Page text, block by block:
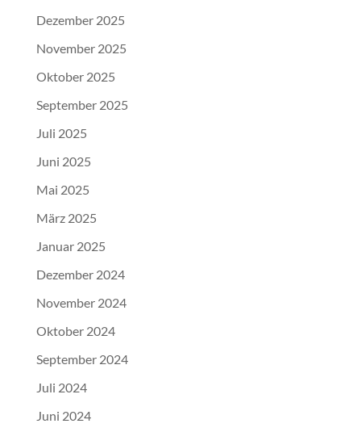
Dezember 2025
November 2025
Oktober 2025
September 2025
Juli 2025
Juni 2025
Mai 2025
März 2025
Januar 2025
Dezember 2024
November 2024
Oktober 2024
September 2024
Juli 2024
Juni 2024